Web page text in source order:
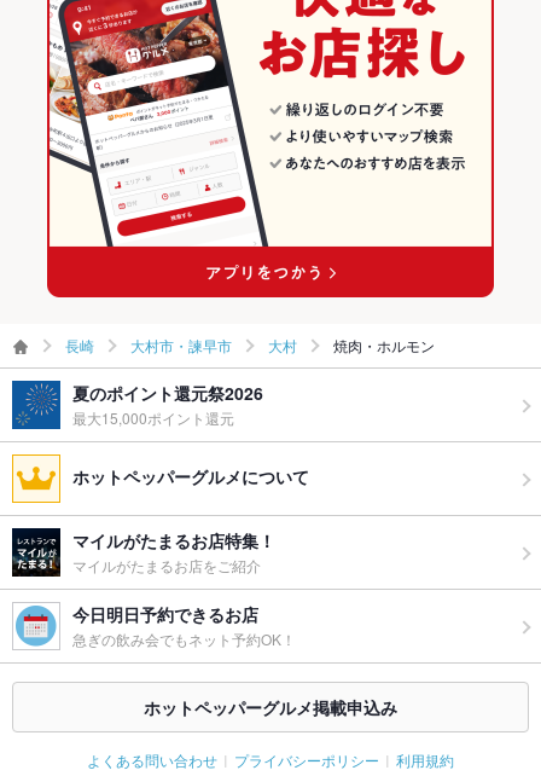
長崎 大村市・諫早市 大村 焼肉・ホルモン
夏のポイント還元祭2026
最大15,000ポイント還元
ホットペッパーグルメについて
マイルがたまるお店特集！
マイルがたまるお店をご紹介
今日明日予約できるお店
急ぎの飲み会でもネット予約OK！
ホットペッパーグルメ掲載申込み
よくある問い合わせ プライバシーポリシー 利用規約